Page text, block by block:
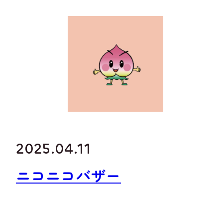
2025.04.11
ニコニコバザー